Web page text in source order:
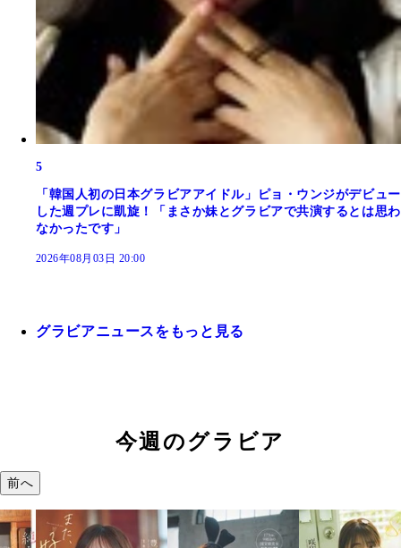
5
「韓国人初の日本グラビアアイドル」ピョ・ウンジがデビュー
した週プレに凱旋！「まさか妹とグラビアで共演するとは思わ
なかったです」
2026年08月03日 20:00
グラビアニュースをもっと見る
今週のグラビア
前へ